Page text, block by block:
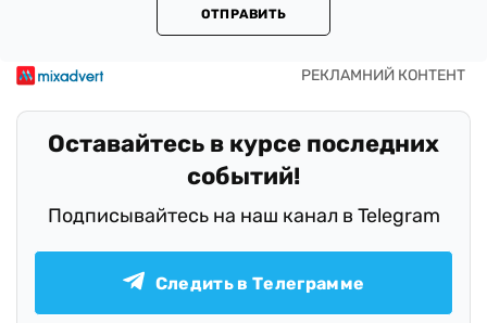
ОТПРАВИТЬ
Оставайтесь в курсе последних
событий!
Подписывайтесь на наш канал в Telegram
Следить в Телеграмме